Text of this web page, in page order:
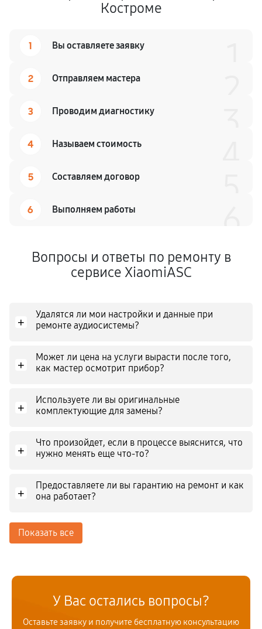
Костроме
1 Вы оставляете заявку
2 Отправляем мастера
3 Проводим диагностику
4 Называем стоимость
5 Составляем договор
6 Выполняем работы
Вопросы и ответы по ремонту в
сервисе XiaomiASC
+
Удалятся ли мои настройки и данные при
ремонте аудиосистемы?
+
Может ли цена на услуги вырасти после того,
как мастер осмотрит прибор?
+
Используете ли вы оригинальные
комплектующие для замены?
+
Что произойдет, если в процессе выяснится, что
нужно менять еще что-то?
+
Предоставляете ли вы гарантию на ремонт и как
она работает?
Показать все
У Вас остались вопросы?
Оставьте заявку и получите бесплатную консультацию